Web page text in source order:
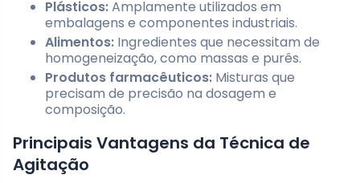
Plásticos:Amplamente utilizados em
embalagens e componentes industriais.
Alimentos: Ingredientes que necessitam de
homogeneização, como massas e purês.
Produtos farmacêuticos: Misturas que
precisam de precisão na dosagem e
composição.
Principais Vantagens da Técnica de
Agitação